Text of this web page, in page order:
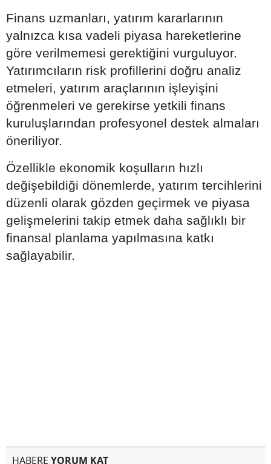
Finans uzmanları, yatırım kararlarının
yalnızca kısa vadeli piyasa hareketlerine
göre verilmemesi gerektiğini vurguluyor.
Yatırımcıların risk profillerini doğru analiz
etmeleri, yatırım araçlarının işleyişini
öğrenmeleri ve gerekirse yetkili finans
kuruluşlarından profesyonel destek almaları
öneriliyor.
Özellikle ekonomik koşulların hızlı
değişebildiği dönemlerde, yatırım tercihlerini
düzenli olarak gözden geçirmek ve piyasa
gelişmelerini takip etmek daha sağlıklı bir
finansal planlama yapılmasına katkı
sağlayabilir.
HABERE YORUM KAT